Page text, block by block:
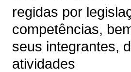
regidas por
competências,
seus integrantes,
atividades